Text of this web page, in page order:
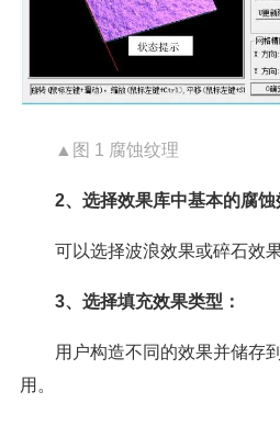
▲图 1 腐蚀纹理
2、选择效果库中基本的腐蚀
可以选择波浪效果或碎石效果
3、选择填充效果类型：
用户构造不同的效果并储存
用。